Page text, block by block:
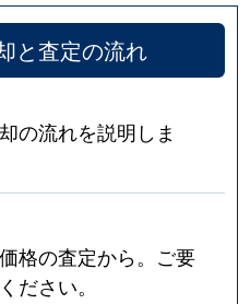
と査定の流れ
の流れを説明しま
格の査定から。ご要
ださい。